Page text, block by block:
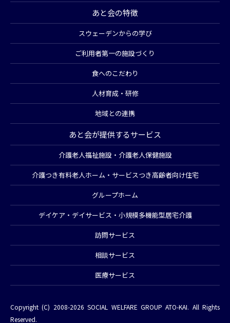
あと会の特徴
スウェーデンからの学び
ご利用者第一の施設づくり
食へのこだわり
人材育成・研修
地域との連携
あと会が提供するサービス
介護老人福祉施設・介護老人保健施設
介護つき有料老人ホーム・サービスつき高齢者向け住宅
グループホーム
デイケア・デイサービス・小規模多機能型居宅介護
訪問サービス
相談サービス
医療サービス
Copyright (C) 2008-2026 SOCIAL WELFARE GROUP ATO-KAI. All Rights
Reserved.